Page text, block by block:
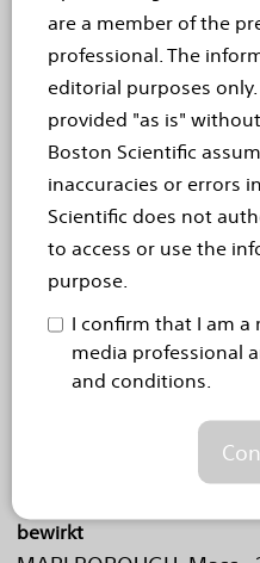
are a member of the
professional. The
editorial purposes
provided "as is"
Boston Scientific
inaccuracies or errors
Scientific does not
to access or use the
purpose.
I confirm that I am a
media professional
and conditions.
Medical
MARLBOROUGH,
Scientific Corporation
Abschluss seiner
Company Inc. bekannt
Unternehmen, das...
Boston
ein – eine
Schnell wirkende, klinisch
Wahrnehmungstherapie,
bewirkt